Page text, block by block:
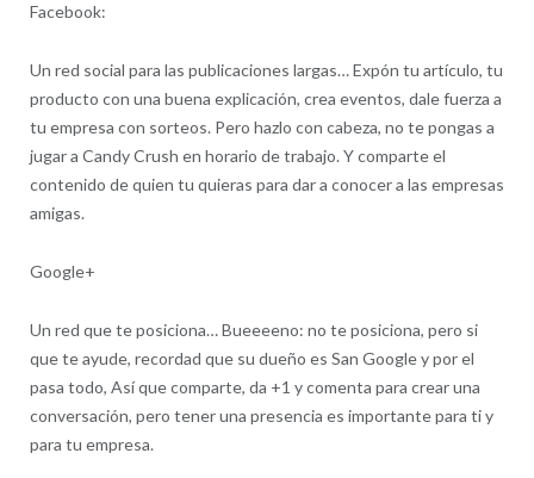
Facebook:
Un red social para las publicaciones largas… Expón tu artículo, tu
producto con una buena explicación, crea eventos, dale fuerza a
tu empresa con sorteos. Pero hazlo con cabeza, no te pongas a
jugar a Candy Crush en horario de trabajo. Y comparte el
contenido de quien tu quieras para dar a conocer a las empresas
amigas.
Google+
Un red que te posiciona… Bueeeeno: no te posiciona, pero si
que te ayude, recordad que su dueño es San Google y por el
pasa todo, Así que comparte, da +1 y comenta para crear una
conversación, pero tener una presencia es importante para ti y
para tu empresa.